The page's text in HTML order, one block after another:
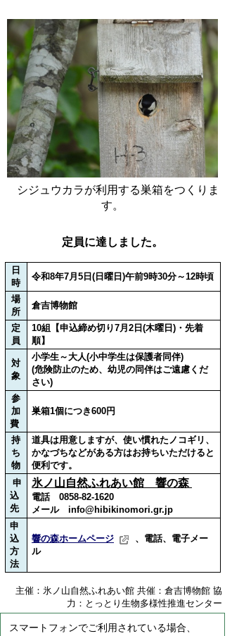
シジュウカラが利用する巣箱をつくりま
す。
定員に達しました。
日
時
令和8年7月5日(日曜日)午前9時30分～12時頃
場
所
倉吉博物館
定
員
10組【申込締め切り7月2日(木曜日)・先着
順】
対
象
小学生～大人(小中学生は保護者同伴)
(危険防止のため、幼児の同伴はご遠慮くだ
さい)
参
加
費
巣箱1個につき600円
持
ち
物
道具は用意しますが、使い慣れたノコギリ、
かなづちなどがある方はお持ちいただけると
便利です。
申
込
先
氷ノ山自然ふれあい館 響の森
電話 0858-82-1620
メール info@hibikinomori.gr.jp
申
込
方
法
響の森ホームページ
、電話、電子メー
ル
主催：氷ノ山自然ふれあい館 共催：倉吉博物館 協
力：とっとり生物多様性推進センター
スマートフォンでご利用されている場合、